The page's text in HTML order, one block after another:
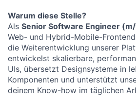
Warum diese Stelle?
Als Senior Software Engineer
Web- und Hybrid-Mobile-
die Weiterentwicklung unserer
entwickelst skalierbare,
UIs, übersetzt Designsysteme in
Komponenten und unterstützt
deinem Know-how im täglichen